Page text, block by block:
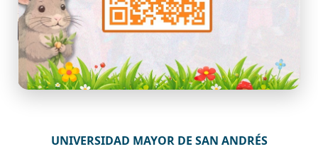
UNIVERSIDAD MAYOR DE SAN ANDRÉS